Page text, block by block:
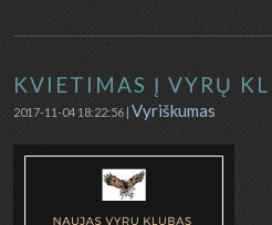
KVIETIMAS Į VYRŲ
2017-11-04 18:22:56 | Vyriškumas